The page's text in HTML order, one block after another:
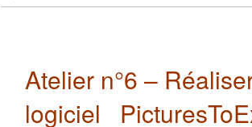
Atelier n°6 –
logiciel